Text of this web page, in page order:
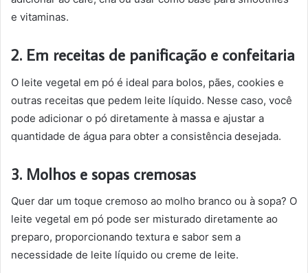
e vitaminas.
2. Em receitas de panificação e confeitaria
O leite vegetal em pó é ideal para bolos, pães, cookies e
outras receitas que pedem leite líquido. Nesse caso, você
pode adicionar o pó diretamente à massa e ajustar a
quantidade de água para obter a consistência desejada.
3. Molhos e sopas cremosas
Quer dar um toque cremoso ao molho branco ou à sopa? O
leite vegetal em pó pode ser misturado diretamente ao
preparo, proporcionando textura e sabor sem a
necessidade de leite líquido ou creme de leite.